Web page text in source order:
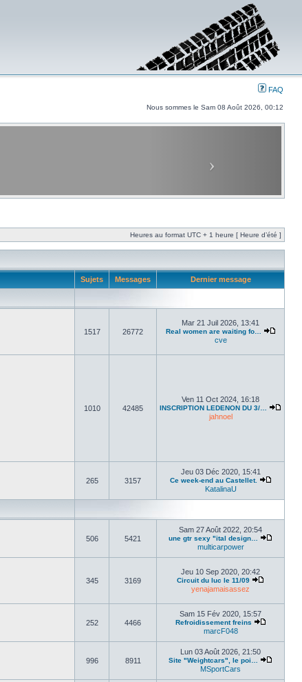
FAQ
Nous sommes le Sam 08 Août 2026, 00:12
Heures au format UTC + 1 heure [ Heure d’été ]
Sujets Messages Dernier message
1517 26772
Mar 21 Juil 2026, 13:41
Real women are waiting fo…
cve
1010 42485
Ven 11 Oct 2024, 16:18
INSCRIPTION LEDENON DU 3/…
jahnoel
265 3157
Jeu 03 Déc 2020, 15:41
Ce week-end au Castellet.
KatalinaU
506 5421
Sam 27 Août 2022, 20:54
une gtr sexy "ital design…
multicarpower
345 3169
Jeu 10 Sep 2020, 20:42
Circuit du luc le 11/09
yenajamaisassez
252 4466
Sam 15 Fév 2020, 15:57
Refroidissement freins
marcF048
996 8911
Lun 03 Août 2026, 21:50
Site "Weightcars", le poi…
MSportCars